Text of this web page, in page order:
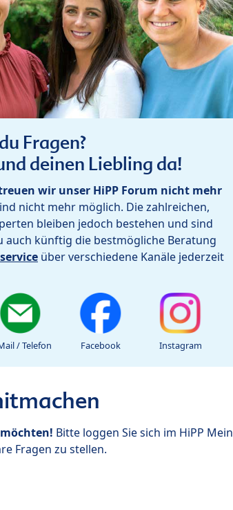
Fragen?
deinen Liebling da!
wir unser HiPP Forum nicht mehr
nicht mehr möglich. Die zahlreichen,
bleiben jedoch bestehen und sind
künftig die bestmögliche Beratung
über verschiedene Kanäle jederzeit
/ Telefon Facebook Instagram
Bitte loggen Sie sich im HiPP Mein
Fragen zu stellen.